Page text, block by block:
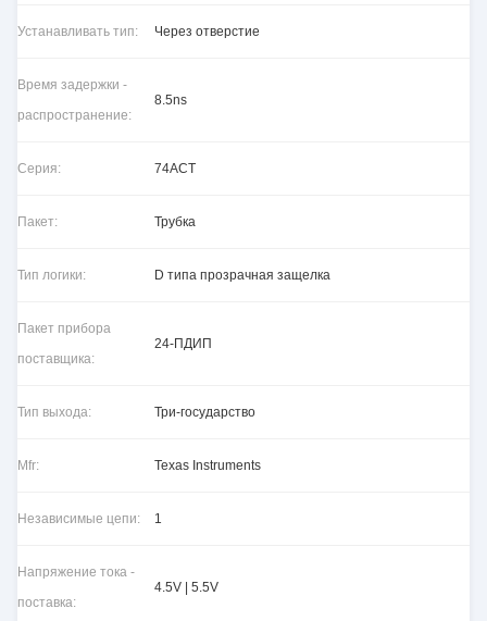
Устанавливать тип: Через отверстие
Время задержки -
распространение:
8.5ns
Серия: 74ACT
Пакет: Трубка
Тип логики: D типа прозрачная защелка
Пакет прибора
поставщика:
24-ПДИП
Тип выхода: Три-государство
Mfr: Texas Instruments
Независимые цепи: 1
Напряжение тока -
поставка:
4.5V | 5.5V